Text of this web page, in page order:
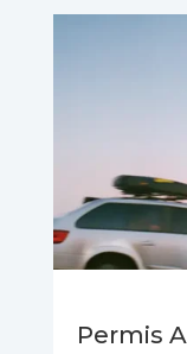
Permis A